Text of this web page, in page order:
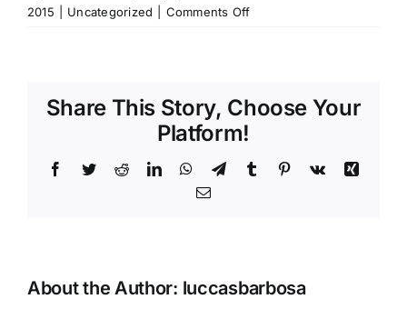
2015
Uncategorized Comments Offon
configuración,
operaciones
Share This Story, Choose Your
Platform!
Facebook
TwitterRedditLinkedInWhatsApp
TelegramTumblr Pinterest
Vk
Xing
Email
About the Author: luccasbarbosa